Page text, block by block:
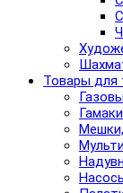
Товары для
Гамаки